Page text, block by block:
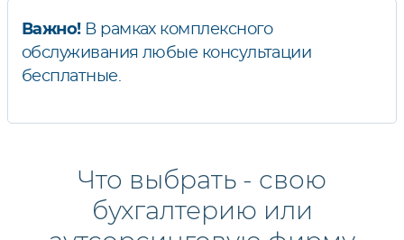
Важно!В рамках комплексного
обслуживания любые консультации
бесплатные.
Что выбрать - свою
бухгалтерию или